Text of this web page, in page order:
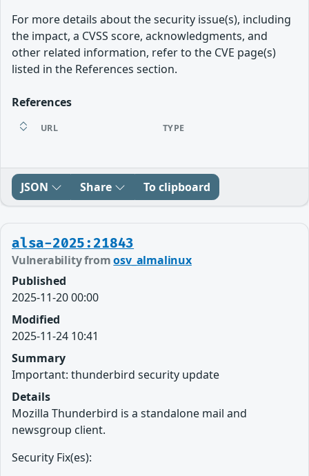
For more details about the security issue(s), including
the impact, a CVSS score, acknowledgments, and
other related information, refer to the CVE page(s)
listed in the References section.
References
URL TYPE
JSON Share To clipboard
alsa-2025:21843
Vulnerability fromosv_almalinux
Published
2025-11-20 00:00
Modified
2025-11-24 10:41
Summary
Important: thunderbird security update
Details
Mozilla Thunderbird is a standalone mail and
newsgroup client.
Security Fix(es):